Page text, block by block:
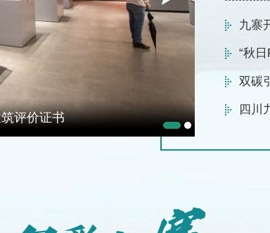
评价证书
九寨
“秋
双碳
四川